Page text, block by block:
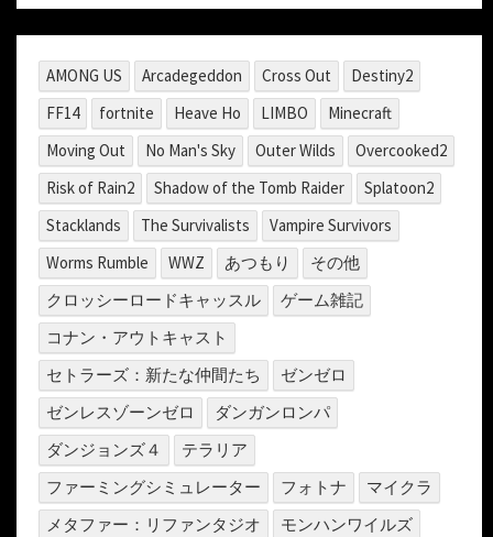
AMONG US Arcadegeddon Cross Out
Destiny2
FF14
fortnite Heave Ho LIMBO
Minecraft
Moving Out
No Man's Sky Outer Wilds
Overcooked2
Risk of Rain2
Shadow of the Tomb Raider
Splatoon2
Stacklands
The Survivalists
Vampire Survivors
Worms Rumble
WWZ あつもり
その他
クロッシーロードキャッスル
ゲーム雑記
コナン・アウトキャスト
セトラーズ：新たな仲間たち
ゼンゼロ
ゼンレスゾーンゼロ
ダンガンロンパ
ダンジョンズ４
テラリア
ファーミングシミュレーター
フォトナ
マイクラ
メタファー：リファンタジオ
モンハンワイルズ